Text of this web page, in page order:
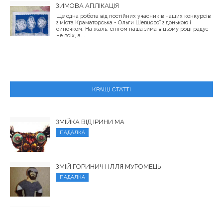
ЗИМОВА АПЛІКАЦІЯ
Ще одна робота від постійних учасників наших конкурсів
з міста Краматорська - Ольги Шевцової з донькою і
синочком. На жаль, снігом наша зима в цьому році радує
не всіх, а...
КРАЩІ СТАТТІ
ЗМІЙКА ВІД ІРИНИ МА
ПАДАЛКА
ЗМІЙ ГОРИНИЧ І ІЛЛЯ МУРОМЕЦЬ
ПАДАЛКА